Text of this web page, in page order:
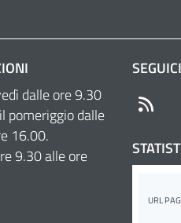
dalle ore 9.30
pomeriggio dalle
16.00.
9.30 alle ore